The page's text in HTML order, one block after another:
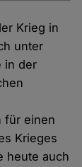
Krieg in
unter
in der
für einen
Krieges
heute auch